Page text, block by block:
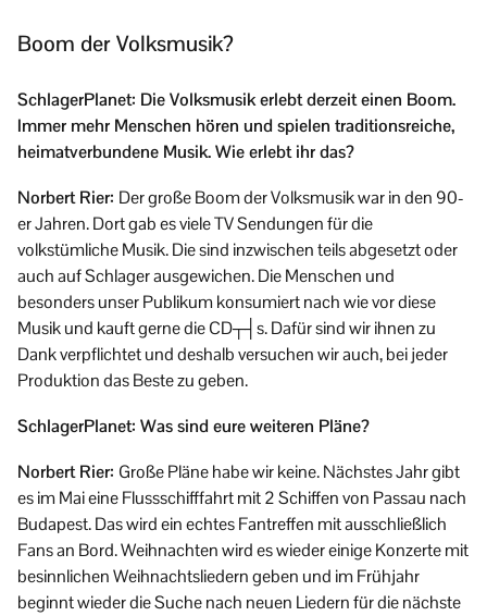
Boom der Volksmusik?
SchlagerPlanet: Die Volksmusik erlebt derzeit einen Boom.
Immer mehr Menschen hören und spielen traditionsreiche,
heimatverbundene Musik. Wie erlebt ihr das?
Norbert Rier: Der große Boom der Volksmusik war in den 90-
er Jahren. Dort gab es viele TV Sendungen für die
volkstümliche Musik. Die sind inzwischen teils abgesetzt oder
auch auf Schlager ausgewichen. Die Menschen und
besonders unser Publikum konsumiert nach wie vor diese
Musik und kauft gerne die CD┬┤s. Dafür sind wir ihnen zu
Dank verpflichtet und deshalb versuchen wir auch, bei jeder
Produktion das Beste zu geben.
SchlagerPlanet: Was sind eure weiteren Pläne?
Norbert Rier: Große Pläne habe wir keine. Nächstes Jahr gibt
es im Mai eine Flussschifffahrt mit 2 Schiffen von Passau nach
Budapest. Das wird ein echtes Fantreffen mit ausschließlich
Fans an Bord. Weihnachten wird es wieder einige Konzerte mit
besinnlichen Weihnachtsliedern geben und im Frühjahr
beginnt wieder die Suche nach neuen Liedern für die nächste